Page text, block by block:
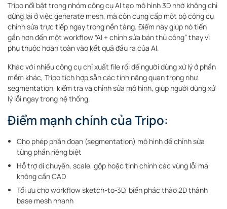
Tripo nổi bật trong nhóm công cụ AI tạo mô hình 3D nhờ không chỉ
dừng lại ở việc generate mesh, mà còn cung cấp một bộ công cụ
chỉnh sửa trực tiếp ngay trong nền tảng. Điểm này giúp nó tiến
gần hơn đến một workflow “AI + chỉnh sửa bán thủ công” thay vì
phụ thuộc hoàn toàn vào kết quả đầu ra của AI.
Khác với nhiều công cụ chỉ xuất file rồi để người dùng xử lý ở phần
mềm khác, Tripo tích hợp sẵn các tính năng quan trọng như
segmentation, kiểm tra và chỉnh sửa mô hình, giúp người dùng xử
lý lỗi ngay trong hệ thống.
Điểm mạnh chính của Tripo:
Cho phép phân đoạn (segmentation) mô hình để chỉnh sửa
từng phần riêng biệt
Hỗ trợ di chuyển, scale, gộp hoặc tinh chỉnh các vùng lỗi mà
không cần CAD
Tối ưu cho workflow sketch-to-3D, biến phác thảo 2D thành
base mesh nhanh